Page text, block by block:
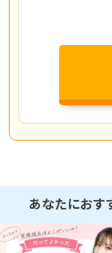
あなたにおす